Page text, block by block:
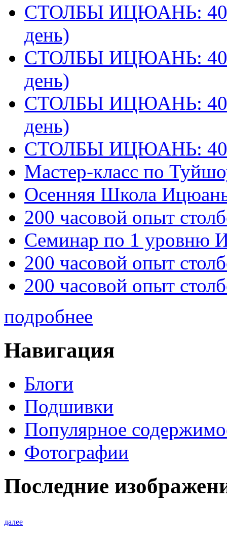
СТОЛБЫ ИЦЮАНЬ:
день)
СТОЛБЫ ИЦЮАНЬ:
день)
СТОЛБЫ ИЦЮАНЬ:
день)
СТОЛБЫ ИЦЮАНЬ:
Мастер-класс по
Осенняя Школа
200 часовой опыт
Семинар по 1 уровню
200 часовой опыт
200 часовой опыт
подробнее
Навигация
Блоги
Подшивки
Популярное
Фотографии
Последние
далее